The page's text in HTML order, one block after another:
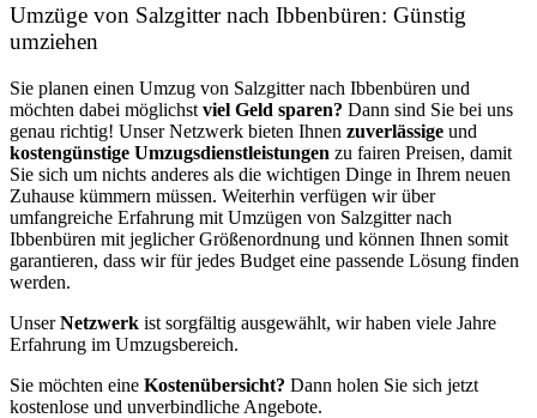
Umzüge von Salzgitter nach Ibbenbüren: Günstig
umziehen
Sie planen einen Umzug von Salzgitter nach Ibbenbüren und
möchten dabei möglichst viel Geld sparen? Dann sind Sie bei uns
genau richtig! Unser Netzwerk bieten Ihnen zuverlässige und
kostengünstige Umzugsdienstleistungen zu fairen Preisen, damit
Sie sich um nichts anderes als die wichtigen Dinge in Ihrem neuen
Zuhause kümmern müssen. Weiterhin verfügen wir über
umfangreiche Erfahrung mit Umzügen von Salzgitter nach
Ibbenbüren mit jeglicher Größenordnung und können Ihnen somit
garantieren, dass wir für jedes Budget eine passende Lösung finden
werden.
UnserNetzwerk ist sorgfältig ausgewählt, wir haben viele Jahre
Erfahrung im Umzugsbereich.
Sie möchten eine Kostenübersicht? Dann holen Sie sich jetzt
kostenlose und unverbindliche Angebote.